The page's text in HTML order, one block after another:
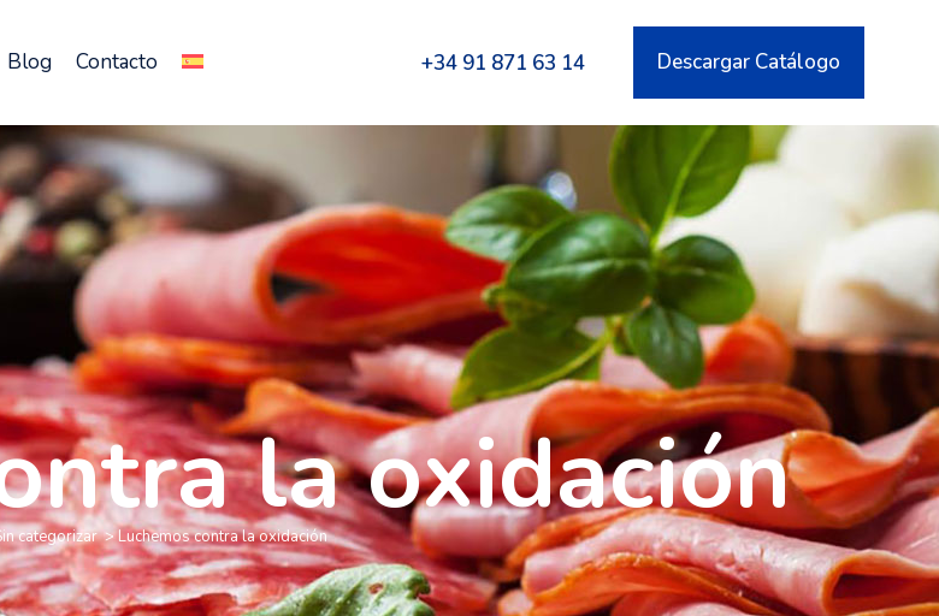
+34 91 871 63 14 Descargar Catálogo
Blog Contacto
la oxidación
categorizar>Luchemos contra la oxidación